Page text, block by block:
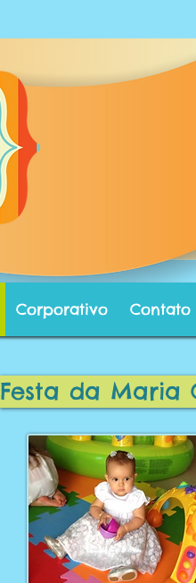
Festa da Maria
Corporativo Contato